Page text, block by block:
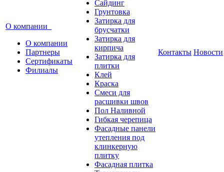
О компании
О компании
Партнеры
Сертификаты
Филиалы
Сайдинг
Грунтовка
Затирка для
брусчатки
Затирка для
кирпича
Затирка для
плитки
Клей
Краска
Смеси для
расшивки швов
Пол Наливной
Гибкая черепица
Фасадные панели
утепления под
клинкерную
плитку
Фасадная плитка
Контакты Новости